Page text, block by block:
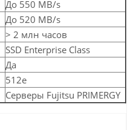
До 550 MB/s
До 520 MB/s
> 2 млн часов
SSD Enterprise Class
Да
512e
Серверы Fujitsu PRIMERGY